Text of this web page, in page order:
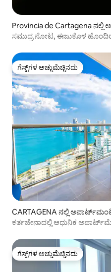
Provincia de Cartagena
ಸಮುದ್ರ ನೋಟ, ಈಜುಕೊಳ
ಗೆಸ್ಟ್‌ಗಳ ಅಚ್ಚುಮೆಚ್ಚಿನದು
ಗೆಸ್ಟ್‌ಗಳ ಅಚ್ಚುಮೆಚ್ಚಿನದು
CARTAGENA ನಲ್ಲಿ
ಕರ್ತಜೇನಾದಲ್ಲಿ ಆಧುನಿಕ
ಗೆಸ್ಟ್‌ಗಳ ಅಚ್ಚುಮೆಚ್ಚಿನದು
ಗೆಸ್ಟ್‌ಗಳ ಅಚ್ಚುಮೆಚ್ಚಿನದು